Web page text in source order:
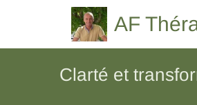
AF
Clarté et